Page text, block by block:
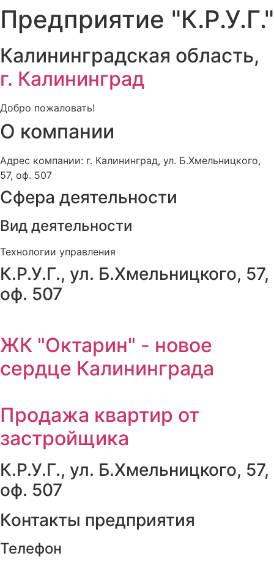
Предприятие "К.Р.У.Г."
Калининградская область,
г. Калининград
Добро пожаловать!
О компании
Адрес компании: г. Калининград, ул. Б.Хмельницкого,
57, оф. 507
Сфера деятельности
Вид деятельности
Технологии управления
К.Р.У.Г., ул. Б.Хмельницкого, 57,
оф. 507
ЖК "Октарин" - новое
сердце Калининграда
Продажа квартир от
застройщика
К.Р.У.Г., ул. Б.Хмельницкого, 57,
оф. 507
Контакты предприятия
Телефон